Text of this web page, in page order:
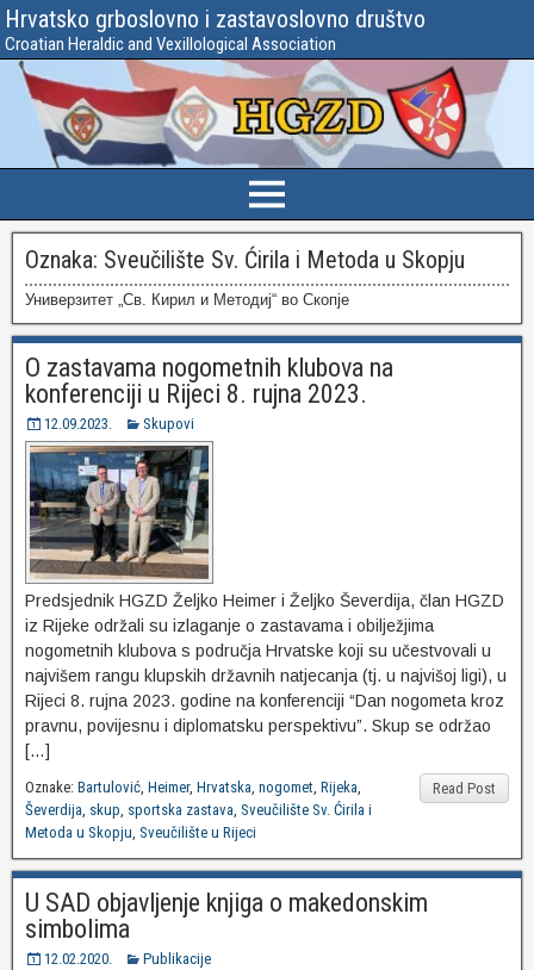
Hrvatsko grboslovno i zastavoslovno društvo
Croatian Heraldic and Vexillological Association
Oznaka: Sveučilište Sv. Ćirila i Metoda u Skopju
Универзитет „Св. Кирил и Методиј“ во Скопје
O zastavama nogometnih klubova na
konferenciji u Rijeci 8. rujna 2023.
12.09.2023. Skupovi
Predsjednik HGZD Željko Heimer i Željko Ševerdija, član HGZD
iz Rijeke održali su izlaganje o zastavama i obilježjima
nogometnih klubova s područja Hrvatske koji su učestvovali u
najvišem rangu klupskih državnih natjecanja (tj. u najvišoj ligi), u
Rijeci 8. rujna 2023. godine na konferenciji “Dan nogometa kroz
pravnu, povijesnu i diplomatsku perspektivu”. Skup se održao
[…]
Read Post
Oznake: Bartulović, Heimer, Hrvatska, nogomet, Rijeka,
Ševerdija, skup, sportska zastava, Sveučilište Sv. Ćirila i
Metoda u Skopju, Sveučilište u Rijeci
U SAD objavljenje knjiga o makedonskim
simbolima
12.02.2020. Publikacije